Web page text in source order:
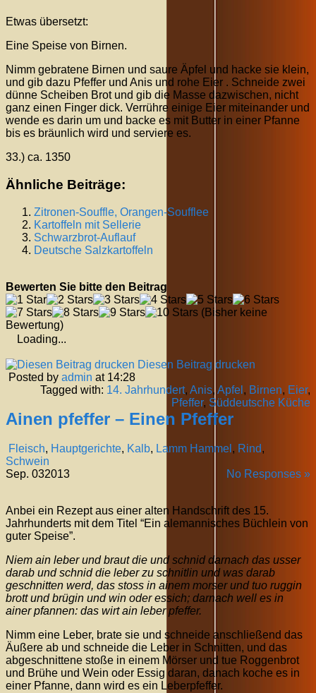
Etwas übersetzt:
Eine Speise von Birnen.
Nimm gebratene Birnen und saure Äpfel und hacke sie klein,
und gib dazu Pfeffer und Anis und rohe Eier . Schneide zwei
dünne Scheiben Brot und gib die Masse dazwischen, nicht
ganz einen Finger dick. Verrühre einige Eier miteinander und
wende es darin um und backe es mit Butter in einer Pfanne
bis es bräunlich wird und serviere es.
33.) ca. 1350
Ähnliche Beiträge:
Zitronen-Souffle, Orangen-Soufflee
Kartoffeln mit Sellerie
Schwarzbrot-Auflauf
Deutsche Salzkartoffeln
Bewerten Sie bitte den Beitrag
(Bisher keine
Bewertung)
Loading...
Diesen Beitrag drucken
Posted by admin at 14:28
Tagged with: 14. Jahrhundert, Anis, Apfel , Birnen, Eier,
Pfeffer, Süddeutsche Küche
Ainen pfeffer – Einen Pfeffer
Fleisch, Hauptgerichte, Kalb, Lamm Hammel , Rind,
Schwein
No Responses »
Sep. 032013
Anbei ein Rezept aus einer alten Handschrift des 15.
Jahrhunderts mit dem Titel “Ein alemannisches Büchlein von
guter Speise”.
Niem ain leber und braut die und schnid darnach das usser
darab und schnid die leber zu schnitlin und was darab
geschnitten werd, das stoss in ainem morser und tuo ruggin
brott und brügin und win oder essich; darnach well es in
ainer pfannen: das wirt ain leber pfeffer.
Nimm eine Leber, brate sie und schneide anschließend das
Äußere ab und schneide die Leber in Schnitten, und das
abgeschnittene stoße in einem Mörser und tue Roggenbrot
und Brühe und Wein oder Essig daran, danach koche es in
einer Pfanne, dann wird es ein Leberpfeffer.